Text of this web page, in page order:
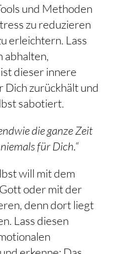
und Methoden
zu reduzieren
erleichtern. Lass
ist dieser innere
zurückhält und
sabotiert.
die ganze Zeit
für Dich.“
will mit dem
oder mit der
denn dort liegt
Lass diesen